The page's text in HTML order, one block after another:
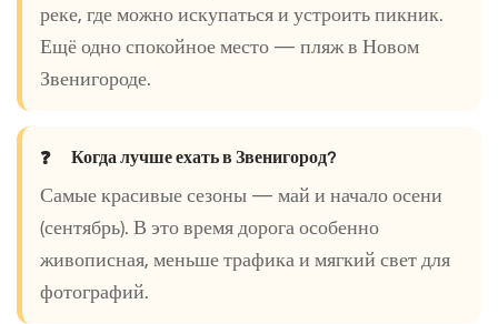
реке, где можно искупаться и устроить пикник.
Ещё одно спокойное место — пляж в Новом
Звенигороде.
Когда лучше ехать в Звенигород?
Самые красивые сезоны — май и начало осени
(сентябрь). В это время дорога особенно
живописная, меньше трафика и мягкий свет для
фотографий.